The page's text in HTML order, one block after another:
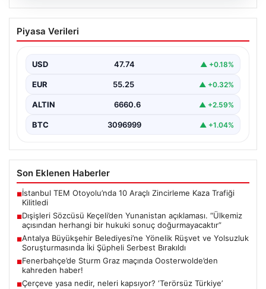
07.08.2026
Dışişleri Sözcüsü Keçeli’den
Yunanistan açıklaması. “Ülkemiz
doğurmayacaktır”
Piyasa Verileri
USD 47.74 ▲ +0.18%
EUR 55.25 ▲ +0.32%
ALTIN 6660.6 ▲ +2.59%
BTC 3096999 ▲ +1.04%
Son Eklenen Haberler
■İstanbul TEM Otoyolu’nda 10 Araçlı Zincirleme Kaza Trafiği
Kilitledi
■Dışişleri Sözcüsü Keçeli’den Yunanistan açıklaması. “Ülkemiz
açısından herhangi bir hukuki sonuç doğurmayacaktır”
■Antalya Büyükşehir Belediyesi’ne Yönelik Rüşvet ve Yolsuzluk
Soruşturmasında İki Şüpheli Serbest Bırakıldı
■Fenerbahçe’de Sturm Graz maçında Oosterwolde’den
kahreden haber!
■Çerçeve yasa nedir, neleri kapsıyor? ‘Terörsüz Türkiye’